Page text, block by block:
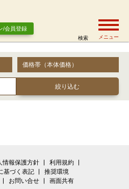
/会員登録
検索 メニュー
価格帯（本体価格）
情報保護方針
利用規約
基づく表記
推奨環境
お問い合せ 画面共有